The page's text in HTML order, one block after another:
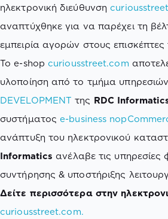
ηλεκτρονική διεύθυνση
αναπτύχθηκε για να παρέχει τη
εμπειρία αγορών στους επισκέπτες
To e-shop curiousstreet.com
υλοποίηση από το τμήμα
DEVELOPMENT της RDC
συστήματοςe-business
ανάπτυξη του ηλεκτρονικού
Informatics ανέλαβε τις υπηρεσίες
συντήρησης & υποστήριξης
Δείτε περισσότερα στην
curiousstreet.com.